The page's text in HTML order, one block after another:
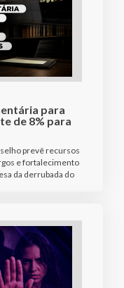
para
de 8% para
prevê recursos
e fortalecimento
da derrubada do